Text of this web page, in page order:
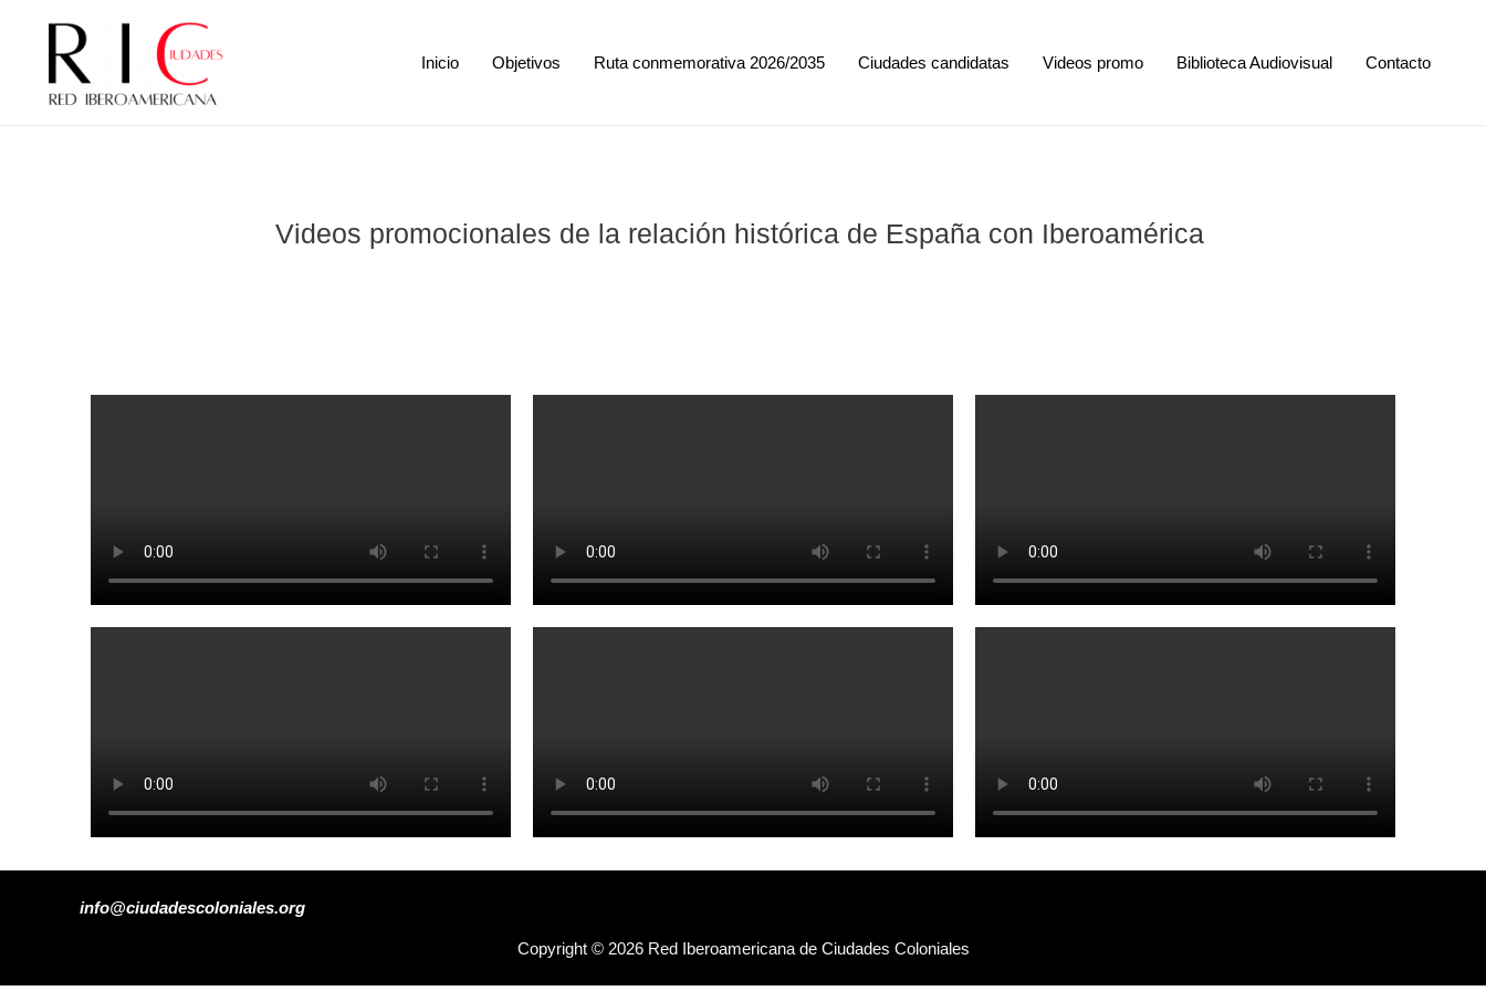
Inicio Objetivos Ruta conmemorativa 2026/2035 Ciudades candidatas Videos promo Biblioteca Audiovisual Contacto
Videos promocionales de la relación histórica de España con Iberoamérica
info@ciudadescoloniales.org
Copyright © 2026 Red Iberoamericana de Ciudades Coloniales